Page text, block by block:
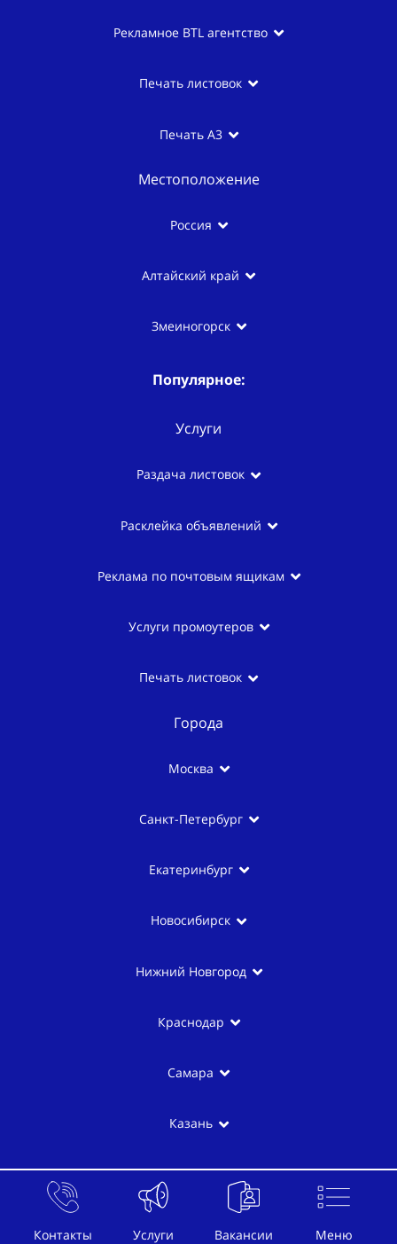
Контакты Услуги Вакансии Меню
Рекламное BTL агентство
Печать листовок
Печать А3
Местоположение
Россия
Алтайский край
Змеиногорск
Популярное:
Услуги
Раздача листовок
Расклейка объявлений
Реклама по почтовым ящикам
Услуги промоутеров
Печать листовок
Города
Москва
Санкт-Петербург
Екатеринбург
Новосибирск
Нижний Новгород
Краснодар
Самара
Казань